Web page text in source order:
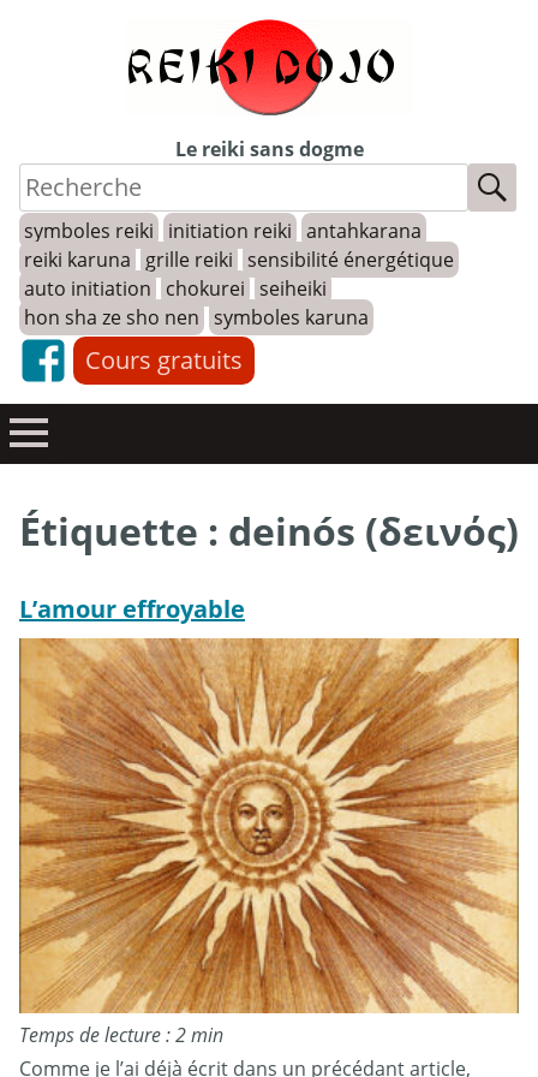
Le reiki sans dogme
symboles reiki initiation reiki antahkarana
reiki karuna
grille reiki sensibilité énergétique
auto initiation
chokurei seiheiki
hon sha ze sho nen symboles karuna
Cours gratuits
Étiquette : deinós (δεινός)
L’amour effroyable
Temps de lecture : 2 min
Comme je l’ai déjà écrit dans un précédant article,